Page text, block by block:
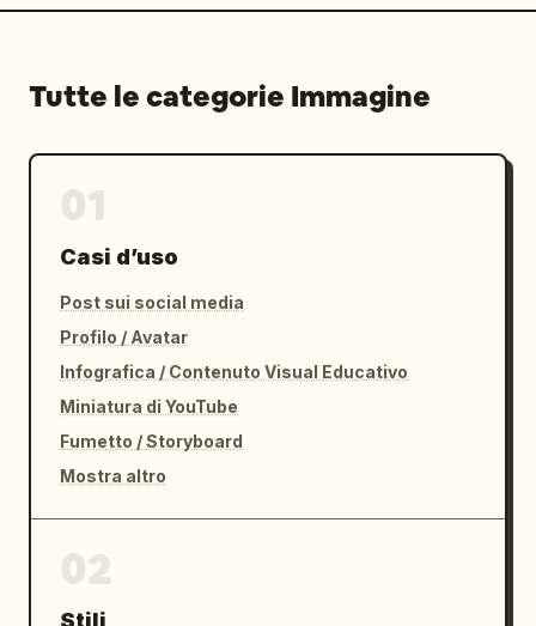
Tutte le categorie Immagine
Casi d’uso
Post sui social media
Profilo / Avatar
Infografica / Contenuto Visual Educativo
Miniatura di YouTube
Fumetto / Storyboard
Mostra altro
Stili